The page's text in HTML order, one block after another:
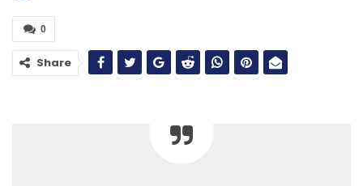
0
Share